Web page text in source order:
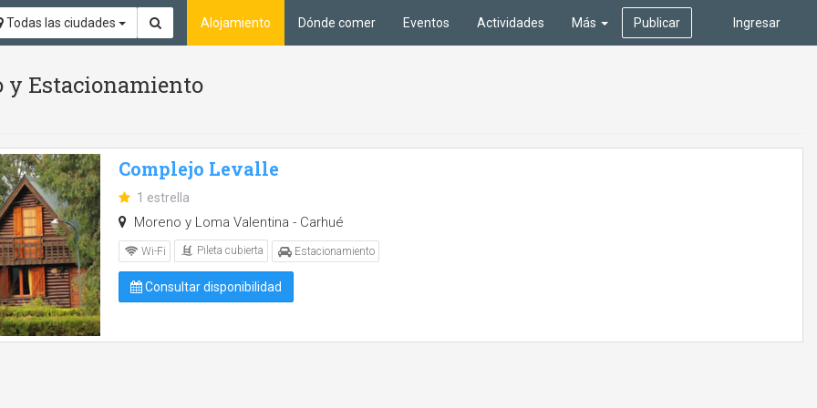
Todas las ciudades Ingresar
Alojamiento Dónde comer Eventos Actividades Más Publicar
y Estacionamiento
Complejo Levalle
1 estrella
Moreno y Loma Valentina - Carhué
Wi-Fi Pileta cubierta Estacionamiento
Consultar disponibilidad